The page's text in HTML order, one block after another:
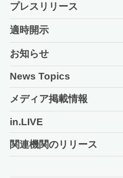
プレスリリース
適時開示
お知らせ
News Topics
メディア掲載情報
in.LIVE
関連機関のリリース